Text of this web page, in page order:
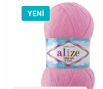
YENI